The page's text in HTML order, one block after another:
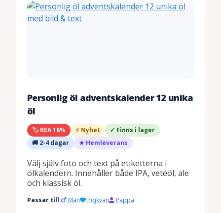
Personlig öl adventskalender 12 unika
öl
🏷️ REA 16% ⚡ Nyhet
✓ Finns i lager
🚚 2-4 dagar
★ Hemleverans
Välj själv foto och text på etiketterna i
ölkalendern. Innehåller både IPA, veteöl, ale
och klassisk öl.
Passar till: Man Pojkvän Pappa